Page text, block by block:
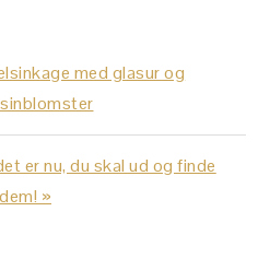
med glasur og
er nu, du skal ud og finde
dem! »